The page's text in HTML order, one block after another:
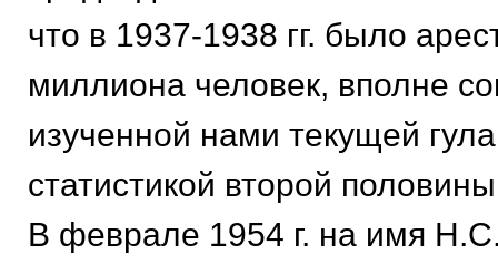
что в 1937-1938 гг. было
миллиона человек, вполне
изученной нами текущей
статистикой второй
В феврале 1954 г. на имя